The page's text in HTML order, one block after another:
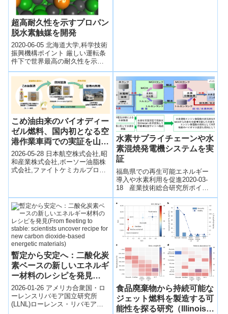
超高耐久性を示すプロパン
脱水素触媒を開発
2020-06-05 北海道大学,科学技術
振興機構ポイント 厳しい運転条
件下で世界最高の耐久性を示す
新規合金触媒を開発。 石油化学
工業において重要なプロピレン
製...
こめ油由来のバイオディー
ゼル燃料、国内初となる空
港作業車両での実証を山形
空港にて開始〜世界初の技
術で、副産物を再生可能エ
ネルギーへアップサイクル
2026-05-28 日本航空株式会社,昭
和産業株式会社,ボーソー油脂株
式会社,ファイトケミカルプロダ
水素サプライチェーンや水
素混焼発電機システムを実
証
福島県での再生可能エネルギー
導入や水素利用を促進2020-03-
18 産業技術総合研究所ポイン
ト 再生可能エネルギー電力を化
学変換、貯蔵、輸送して利用す
る水...
暫定から安定へ：二酸化炭
素ベースの新しいエネルギ
ー材料のレシピを発見
(From fleeting to stable:
scientists uncover recipe
for new carbon dioxide-
2026-01-26 アメリカ合衆国・ロ
ーレンスリバモア国立研究所
(LLNL)ローレンス・リバモア国
食品廃棄物から持続可能な
ジェット燃料を製造する可
能性を探る研究（Illinois